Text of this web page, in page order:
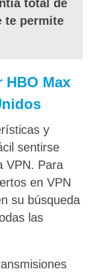
total de
te permite
HBO Max
y
sentirse
VPN. Para
en VPN
su búsqueda
las